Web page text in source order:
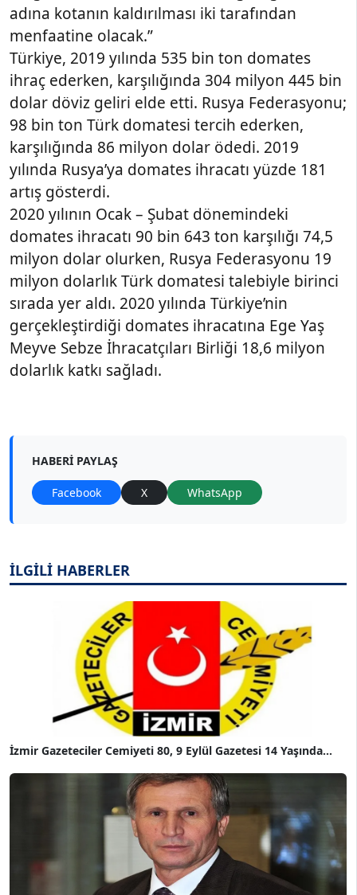
adına kotanın kaldırılması iki tarafından
menfaatine olacak.”
Türkiye, 2019 yılında 535 bin ton domates
ihraç ederken, karşılığında 304 milyon 445 bin
dolar döviz geliri elde etti. Rusya Federasyonu;
98 bin ton Türk domatesi tercih ederken,
karşılığında 86 milyon dolar ödedi. 2019
yılında Rusya’ya domates ihracatı yüzde 181
artış gösterdi.
2020 yılının Ocak – Şubat dönemindeki
domates ihracatı 90 bin 643 ton karşılığı 74,5
milyon dolar olurken, Rusya Federasyonu 19
milyon dolarlık Türk domatesi talebiyle birinci
sırada yer aldı. 2020 yılında Türkiye’nin
gerçekleştirdiği domates ihracatına Ege Yaş
Meyve Sebze İhracatçıları Birliği 18,6 milyon
dolarlık katkı sağladı.
HABERI PAYLAŞ
Facebook X WhatsApp
İLGİLİ HABERLER
İzmir Gazeteciler Cemiyeti 80, 9 Eylül Gazetesi 14 Yaşında...